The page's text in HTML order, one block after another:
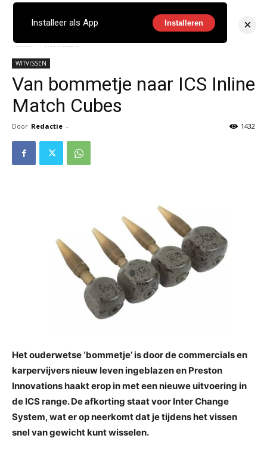
Home WITVISSEN
WITVISSEN
Van bommetje naar ICS Inline
Match Cubes
Door Redactie - 1432
Het ouderwetse ‘bommetje’ is door de commercials en
karpervijvers nieuw leven ingeblazen en Preston
Innovations haakt erop in met een nieuwe uitvoering in
de ICS range. De afkorting staat voor Inter Change
System, wat er op neerkomt dat je tijdens het vissen
snel van gewicht kunt wisselen.
Installeer als App Installeren ×